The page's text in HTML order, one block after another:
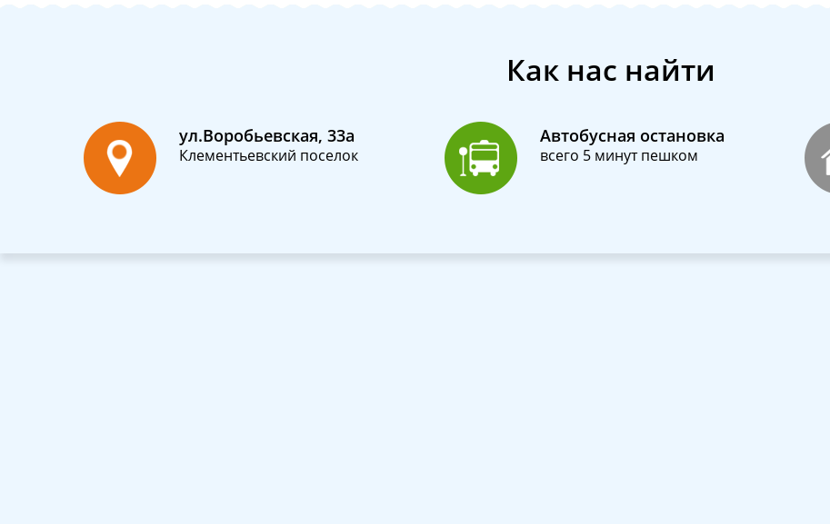
Как нас найти
ул.Воробьевская, 33а
Клементьевский поселок
Автобусная остановка
всего 5 минут пешком